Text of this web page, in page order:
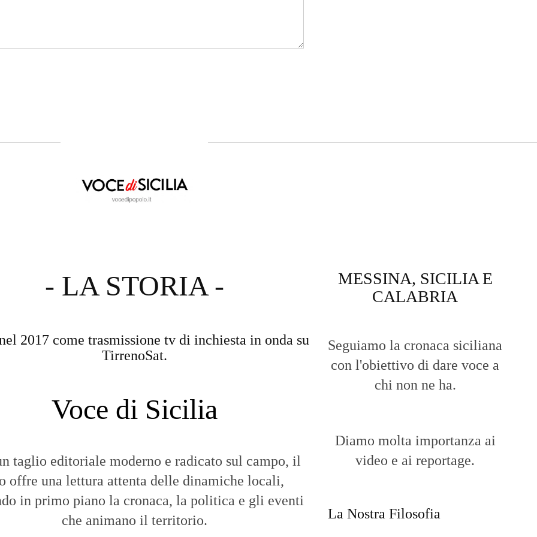
TirrenoSat.
offre una lettura attenta delle dinamiche locali,
in primo piano la cronaca, la politica e gli eventi
che animano il territorio.
CALABRIA
con l'obiettivo di dare voce a
chi non ne ha.
video e ai reportage.